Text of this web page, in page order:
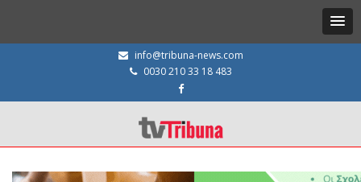
info@tribuna-news.com
0030 210 33 18 483